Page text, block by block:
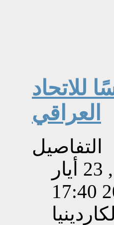
للاتحاد
العراقي
التفاصيل
تم إنشاءه بتاريخ السبت, 23 أيار